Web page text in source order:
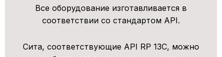
Все оборудование изготавливается в
соответствии со стандартом API.
Сита, соответствующие API RP 13C, можно